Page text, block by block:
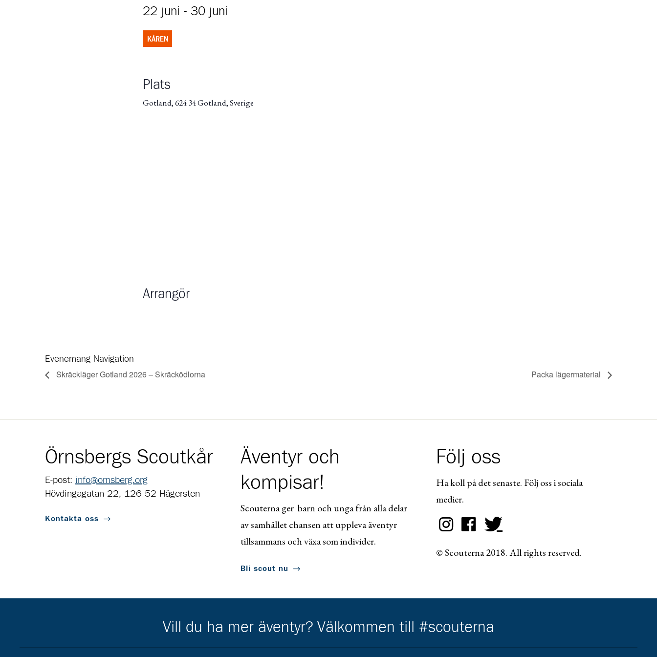
22 juni - 30 juni
KÅREN
Plats
Gotland, 624 34 Gotland, Sverige
Arrangör
Evenemang Navigation
Skräckläger Gotland 2026 – Skräcködlorna Packa lägermaterial
Örnsbergs Scoutkår
E-post: info@ornsberg.org
Hövdingagatan 22, 126 52 Hägersten
Kontakta oss
Äventyr och
kompisar!
Scouterna ger barn och unga från alla delar
av samhället chansen att uppleva äventyr
tillsammans och växa som individer.
Bli scout nu
Följ oss
Ha koll på det senaste. Följ oss i sociala
medier.
© Scouterna 2018. All rights reserved.
Vill du ha mer äventyr? Välkommen till #scouterna